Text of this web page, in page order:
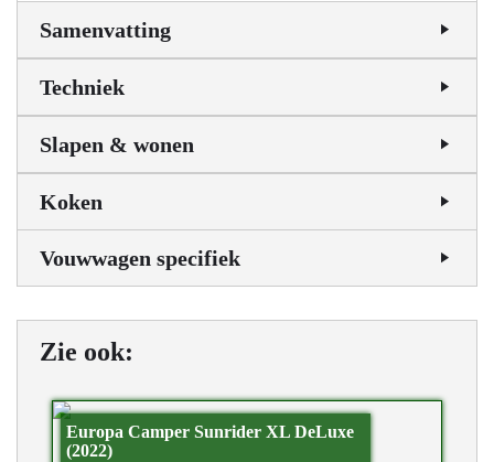
Samenvatting
Techniek
Slapen & wonen
Koken
Vouwwagen specifiek
Zie ook:
Europa Camper Sunrider XL DeLuxe
(2022)